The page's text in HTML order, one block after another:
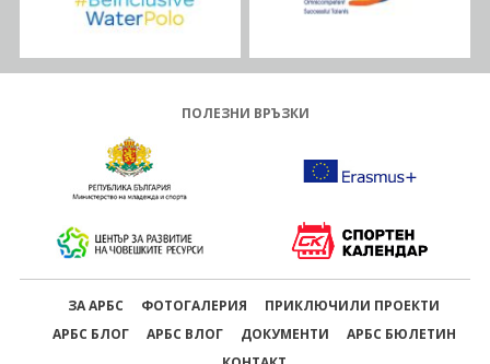
ПОЛЕЗНИ ВРЪЗКИ
ЗА АРБС ФОТОГАЛЕРИЯ
ПРИКЛЮЧИЛИ ПРОЕКТИ
АРБС БЛОГ
АРБС ВЛОГ ДОКУМЕНТИ
АРБС БЮЛЕТИН